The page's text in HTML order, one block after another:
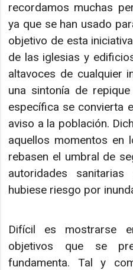
recordamos muchas
ya que se han usado
objetivo de esta
de las iglesias y
altavoces de cualquier
una sintonía de
específica se convierta
aviso a la población.
aquellos momentos en
rebasen el umbral de
autoridades
hubiese riesgo por
Difícil es mostrarse
objetivos que se
fundamenta. Tal y